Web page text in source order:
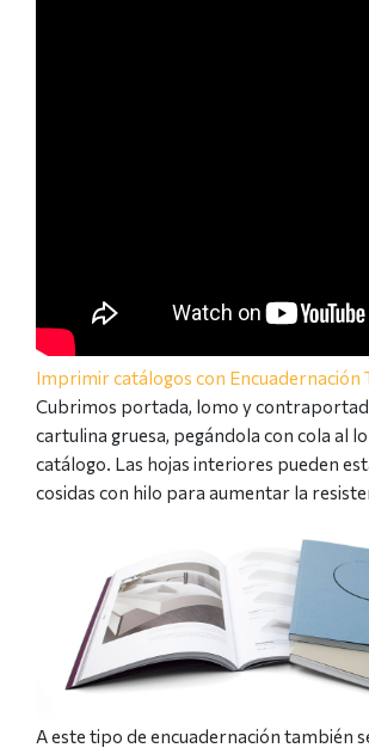
Imprimir catálogos con Encuadernación
Cubrimos portada, lomo y
cartulina gruesa, pegándola con cola al
catálogo. Las hojas interiores pueden
cosidas con hilo para aumentar la
A este tipo de encuadernación también